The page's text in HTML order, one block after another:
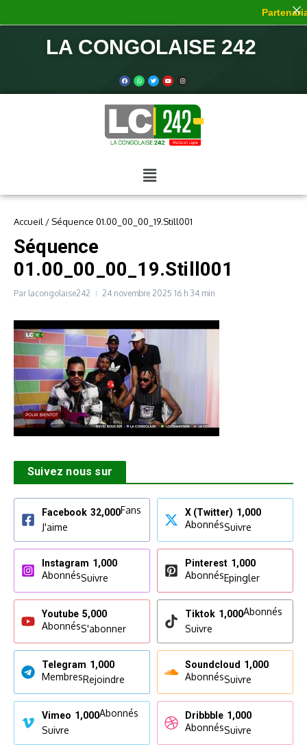
LA CONGOLAISE 242
Accueil / Séquence 01.00_00_00_19.Still001
Séquence
01.00_00_00_19.Still001
Par lacongolaise242 24 novembre 2025 16 h 34 min
Suivez nous sur
Facebook 32,000Fans
J'aime
X (Twitter) 1,000
AbonnésSuivre
Instagram 1,000
AbonnésSuivre
Pinterest 1,000
AbonnésEpingler
Youtube 5,000
AbonnésS'abonner
Tiktok 1,000Abonnés
Suivre
Telegram 1,000
MembresRejoindre
Soundcloud 1,000
AbonnésSuivre
Vimeo 1,000Abonnés
Suivre
Dribbble 1,000
AbonnésSuivre